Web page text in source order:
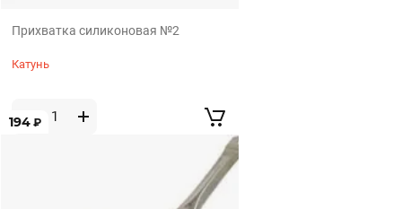
Прихватка силиконовая №2
Катунь
194 ₽